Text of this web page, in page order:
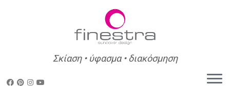
Σκίαση • ύφασμα • διακόσμηση